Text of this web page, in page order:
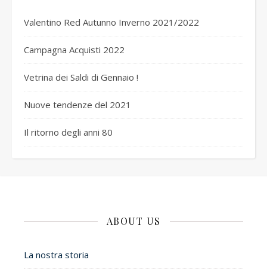
Valentino Red Autunno Inverno 2021/2022
Campagna Acquisti 2022
Vetrina dei Saldi di Gennaio !
Nuove tendenze del 2021
Il ritorno degli anni 80
ABOUT US
La nostra storia